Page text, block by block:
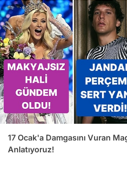
17 Ocak'a Damgasını Vuran
Anlatıyoruz!